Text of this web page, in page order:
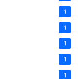
1
1
1
1
1